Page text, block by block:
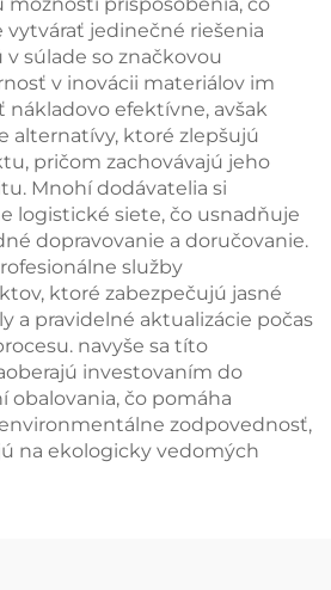
jedinečné riešenia
súlade so značkovou
v inovácii materiálov im
efektívne, avšak
alternatívy, ktoré zlepšujú
pričom zachovávajú jeho
Mnohí dodávatelia si
logistické siete, čo usnadňuje
dopravovanie a doručovanie.
služby
ktoré zabezpečujú jasné
a pravidelné aktualizácie počas
navyše sa títo
investovaním do
obalovania, čo pomáha
zodpovednosť,
na ekologicky vedomých